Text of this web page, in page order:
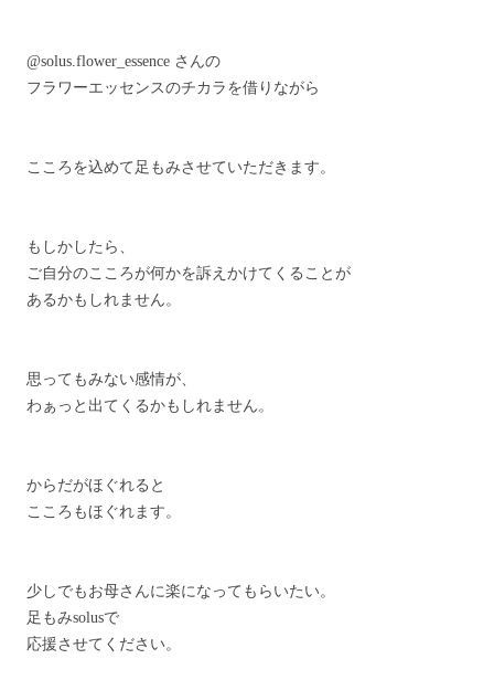
@solus.flower_essence さんの
フラワーエッセンスのチカラを借りながら
こころを込めて足もみさせていただきます。
もしかしたら、
ご自分のこころが何かを訴えかけてくることが
あるかもしれません。
思ってもみない感情が、
わぁっと出てくるかもしれません。
からだがほぐれると
こころもほぐれます。
少しでもお母さんに楽になってもらいたい。
足もみsolusで
応援させてください。